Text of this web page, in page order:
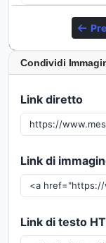
Condividi
Link diretto
Link di
Link di testo